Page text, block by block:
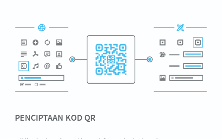
PENCIPTAAN KOD QR